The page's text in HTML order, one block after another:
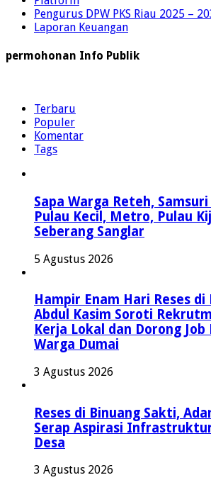
Pengurus DPW PKS Riau 2025 –
Laporan Keuangan
permohonan Info Publik
Terbaru
Populer
Komentar
Tags
Sapa Warga Reteh,
Pulau Kecil, Metro, Pulau
Seberang Sanglar
5 Agustus 2026
Hampir Enam Hari Reses
Abdul Kasim Soroti
Kerja Lokal dan Dorong Job
Warga Dumai
3 Agustus 2026
Reses di Binuang Sakti,
Serap Aspirasi
Desa
3 Agustus 2026